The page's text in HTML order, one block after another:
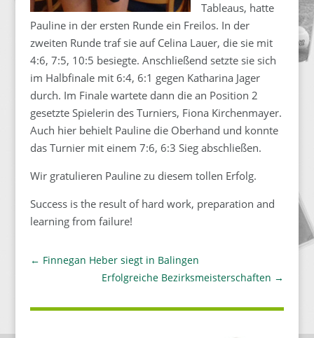
Tableaus, hatte
Pauline in der ersten Runde ein Freilos. In der
zweiten Runde traf sie auf Celina Lauer, die sie mit
4:6, 7:5, 10:5 besiegte. Anschließend setzte sie sich
im Halbfinale mit 6:4, 6:1 gegen Katharina Jager
durch. Im Finale wartete dann die an Position 2
gesetzte Spielerin des Turniers, Fiona Kirchenmayer.
Auch hier behielt Pauline die Oberhand und konnte
das Turnier mit einem 7:6, 6:3 Sieg abschließen.
Wir gratulieren Pauline zu diesem tollen Erfolg.
Success is the result of hard work, preparation and
learning from failure!
← Finnegan Heber siegt in Balingen
Erfolgreiche Bezirksmeisterschaften →